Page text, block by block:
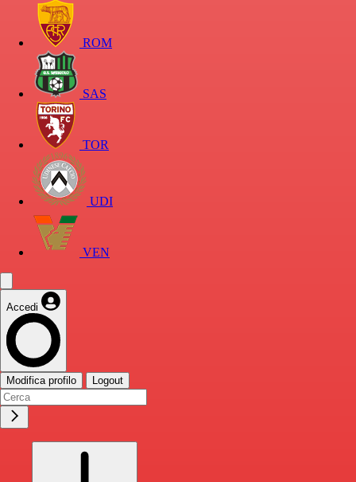
ROM
SAS
TOR
UDI
VEN
Accedi
Modifica profilo Logout